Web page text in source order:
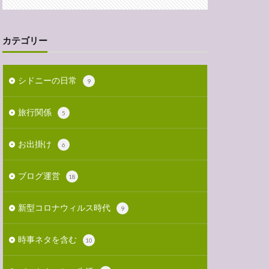
カテゴリー
シドニーの日常 9
旅行関係 5
お出掛け 6
ブログ運営 18
新型コロナウィルス時代 9
時事ネタを含む 10